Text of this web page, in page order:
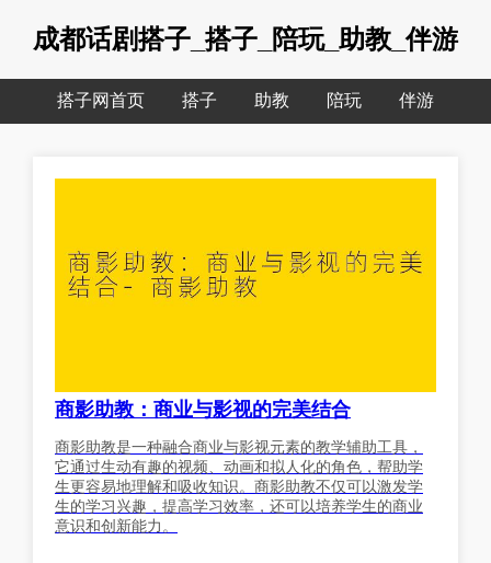
成都话剧搭子_搭子_陪玩_助教_伴游
搭子网首页 搭子 助教 陪玩 伴游
商影助教：商业与影视的完美结合
商影助教是一种融合商业与影视元素的教学辅助工具，
它通过生动有趣的视频、动画和拟人化的角色，帮助学
生更容易地理解和吸收知识。商影助教不仅可以激发学
生的学习兴趣，提高学习效率，还可以培养学生的商业
意识和创新能力。